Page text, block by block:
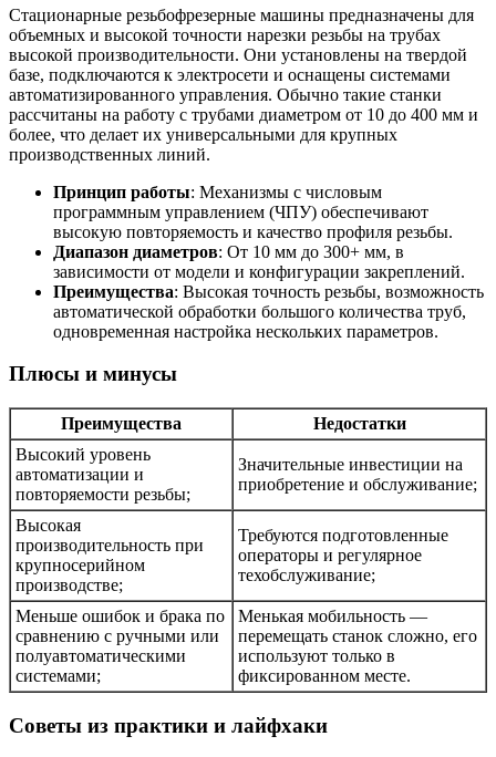
Стационарные резьбофрезерные машины предназначены для
объемных и высокой точности нарезки резьбы на трубах
высокой производительности. Они установлены на твердой
базе, подключаются к электросети и оснащены системами
автоматизированного управления. Обычно такие станки
рассчитаны на работу с трубами диаметром от 10 до 400 мм и
более, что делает их универсальными для крупных
производственных линий.
Принцип работы: Механизмы с числовым
программным управлением (ЧПУ) обеспечивают
высокую повторяемость и качество профиля резьбы.
Диапазон диаметров: От 10 мм до 300+ мм, в
зависимости от модели и конфигурации закреплений.
Преимущества: Высокая точность резьбы, возможность
автоматической обработки большого количества труб,
одновременная настройка нескольких параметров.
Плюсы и минусы
Преимущества
Недостатки
Высокий уровень
автоматизации и
повторяемости резьбы;
Значительные инвестиции на
приобретение и обслуживание;
Высокая
производительность при
крупносерийном
производстве;
Требуются подготовленные
операторы и регулярное
техобслуживание;
Меньше ошибок и брака по
сравнению с ручными или
полуавтоматическими
системами;
Менькая мобильность —
перемещать станок сложно, его
используют только в
фиксированном месте.
Советы из практики и лайфхаки